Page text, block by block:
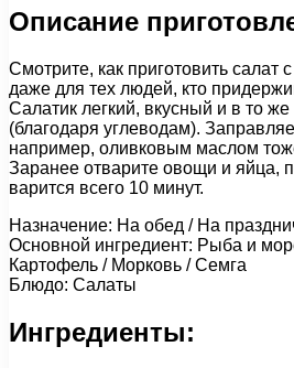
Описание
Смотрите, как приготовить салат
даже для тех людей, кто
Салатик легкий, вкусный и в то
(благодаря углеводам).
например, оливковым маслом
Заранее отварите овощи и яйца,
варится всего 10 минут.
Назначение: На обед / На
Основной ингредиент: Рыба и
Картофель / Морковь / Семга
Блюдо: Салаты
Ингредиенты: